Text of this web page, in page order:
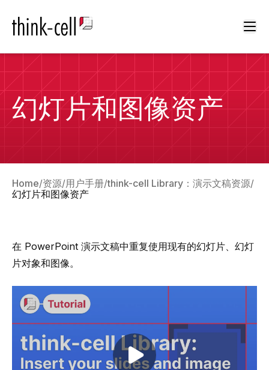
幻灯片和图像资产
Home 资源 用户手册 think-cell Library：演示文稿资源
幻灯片和图像资产
在 PowerPoint 演示文稿中重复使用现有的幻灯片、幻灯
片对象和图像。
Play video